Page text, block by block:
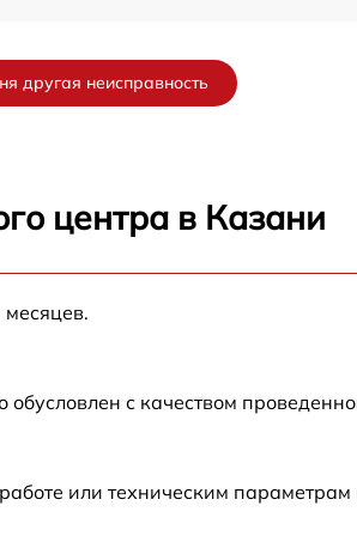
от 60 мин
другая неисправность
центра в Казани
с качеством
или техническим